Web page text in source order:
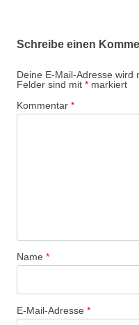
Schreibe einen
Deine E-Mail-Adresse wird
Felder sind mit * markiert
Kommentar *
Name *
E-Mail-Adresse *